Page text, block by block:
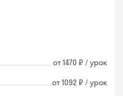
от 1470 ₽ / урок
от 1092 ₽ / урок